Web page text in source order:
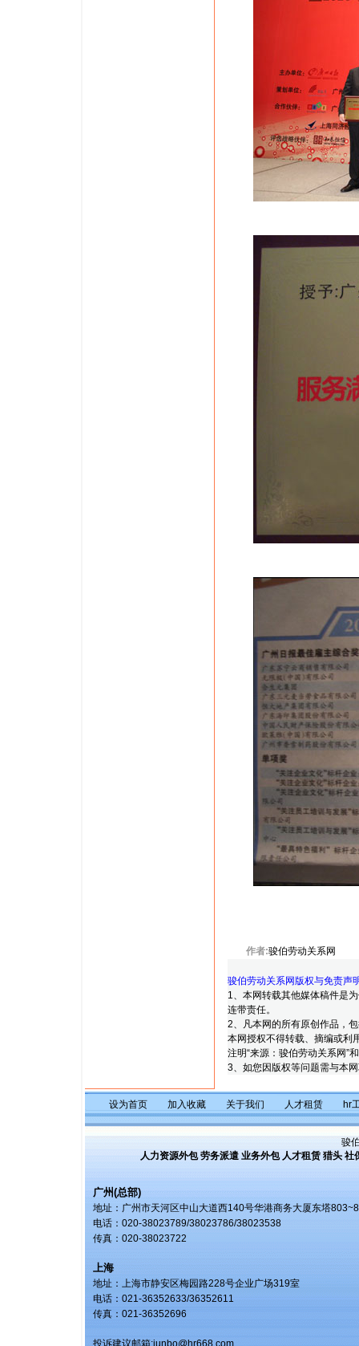
作者:骏伯劳动关系网
骏伯劳动关系网版权与免责声
1、 本网转载其他媒体稿件是
连带责任。
2、
凡本网的所有原创作品，
本网授权不得转载、摘编或利
注明“来源：骏伯劳动关系网”
3、 如您因版权等问题需与本
设为首页 加入收藏 关于我们 人才租赁 hr
骏
人力资源外包 劳务派遣 业务外包 人才租赁 猎头 社
广州(总部)
地址：广州市天河区中山大道西140号华港商务大厦东塔
电话：020-38023789/38023786/38023538
传真：020-38023722
上海
地址：上海市静安区梅园路228号企业广场319室
电话：021-36352633/36352611
传真：021-36352696
投诉建议邮箱:junbo@hr668.com